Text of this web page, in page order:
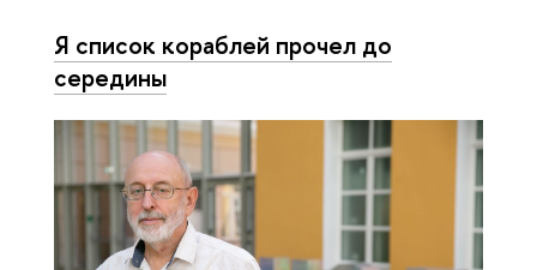
Я список кораблей прочел до
середины